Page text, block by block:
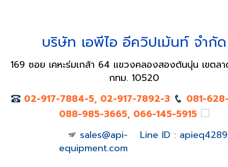
บริษัท เอพีไอ อีควิปเม้นท์ จำกัด
169 ซอย เคหะร่มเกล้า 64 แขวงคลองสองต้นนุ่น เขตล
กทม. 10520
02-917-7884-5, 02-917-7892-3
081-
088-985-3665, 066-145-5915
sales@api-
equipment.com
Line ID : apieq4289